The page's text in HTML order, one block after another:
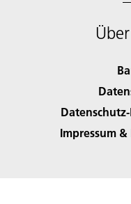
Impressum